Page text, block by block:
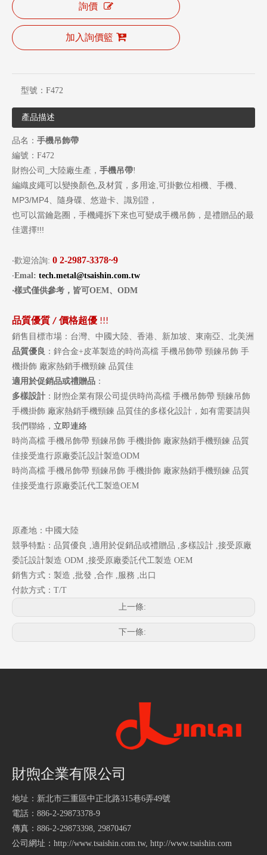
詢價
加入詢價籃
型號： F472
產品描述
品名： 手機吊飾帶
編號：F472
財煦公司_大陸廠生產， 手機吊帶!
編織皮繩可以變換顏色,及材質，多用途 可掛數位相機、手機、
MP3/MP4 、隨身碟、悠遊卡、識別證，
也可以當鑰匙圈，手機繩拆下來也可變成手機吊飾，是禮贈品的最
佳選擇!!!
‧歡迎洽詢: 0 2-2987-3378~9
‧Emal: tech.metal@tsaishin.com.tw
‧樣式僅供參考，皆可OEM、 ODM
品質優質 / 價格超優 !!!
銷售目標市場：台灣、中國大陸、香港、新加坡、東南亞、北美洲
品質優良 ：鋅合金+皮革製造的時尚高檔 手機吊飾帶 頸鍊吊飾 手
機掛飾 廠家熱銷手機頸鍊 品質佳
適用於促銷品或禮贈品 ：
多樣設計 ：財煦企業有限公司提供時尚高檔 手機吊飾帶 頸鍊吊飾
手機掛飾 廠家熱銷手機頸鍊 品質佳的多樣化設計，如有需要請與
我們聯絡， 立即連絡
時尚高檔 手機吊飾帶 頸鍊吊飾 手機掛飾 廠家熱銷手機頸鍊 品質
佳接受進行原廠委託設計製造ODM
時尚高檔 手機吊飾帶 頸鍊吊飾 手機掛飾 廠家熱銷手機頸鍊 品質
佳接受進行原廠委託代工製造OEM
原產地：中國大陸
競爭特點：品質優良 ,適用於促銷品或禮贈品 ,多樣設計 ,接受原廠
委託設計製造 ODM ,接受原廠委託代工製造 OEM
銷售方式：製造 ,批發 ,合作 ,服務 ,出口
付款方式：T/T
上一條:
下一條:
財煦企業有限公司
地址：新北市三重區中正北路315巷6弄49號
電話：886-2-29873378-9
傳真：886-2-29873398, 29870467
公司網址： http://www.tsaishin.com.tw, http://www.tsaishin.com